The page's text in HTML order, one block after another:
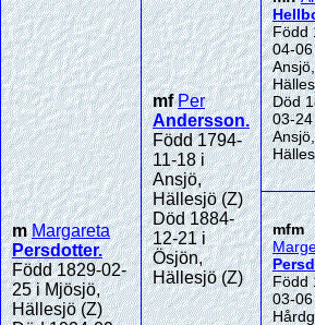
mMargareta
Persdotter.
Född 1829-02-
25 i Mjösjö,
Hällesjö (Z)
mfPer
Andersson.
Född 1794-
11-18 i
Ansjö,
Hällesjö (Z)
Död 1884-
12-21 i
Ösjön,
Hällesjö (Z)
Född
04-
Ansjö,
Död
03-
Ansjö,
mfm
Född
03-